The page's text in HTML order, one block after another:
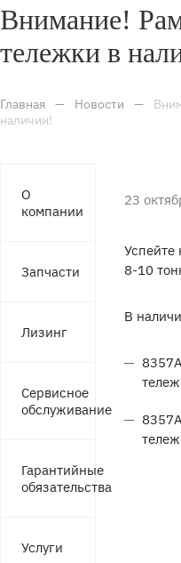
Внимание!
тележки в
Главная — Новости —
наличии!
О
компании
Запчасти
Лизинг
Сервисное
обслуживание
Гарантийные
обязательства
Услуги
23
Успейте
8-10
В